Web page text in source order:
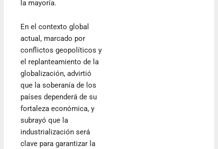
la mayoría.
En el contexto global
actual, marcado por
conflictos geopolíticos y
el replanteamiento de la
globalización, advirtió
que la soberanía de los
países dependerá de su
fortaleza económica, y
subrayó que la
industrialización será
clave para garantizar la